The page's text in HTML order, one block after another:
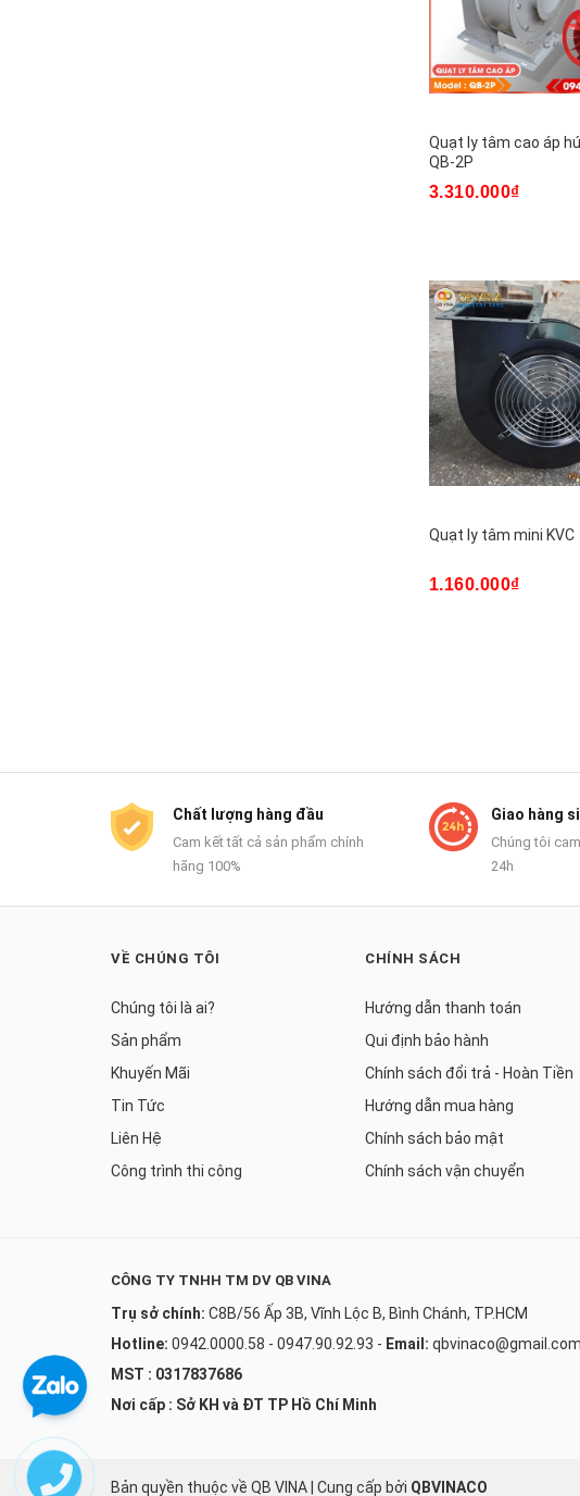
Quạt ly tâm cao áp
QB-2P
3.310.000₫
Quạt ly tâm mini KVC
1.160.000₫
Chất lượng hàng đầu
Cam kết tất cả sản phẩm chính
hãng 100%
Giao hàng
Chúng tôi
24h
VỀ CHÚNG TÔI
Chúng tôi là ai?
Sản phẩm
Khuyến Mãi
Tin Tức
Liên Hệ
Công trình thi công
CHÍNH SÁCH
Hướng dẫn thanh toán
Qui định bảo hành
Chính sách đổi trả - Hoàn Tiền
Hướng dẫn mua hàng
Chính sách bảo mật
Chính sách vận chuyển
CÔNG TY TNHH TM DV QB VINA
Trụ sở chính: C8B/56 Ấp 3B, Vĩnh Lộc B, Bình Chánh, TP.HCM
Hotline: 0942.0000.58 - 0947.90.92.93 - Email: qbvinaco@gmail.com
MST : 0317837686
Nơi cấp : Sở KH và ĐT TP Hồ Chí Minh
Bản quyền thuộc về QB VINA Cung cấp bởi QBVINACO